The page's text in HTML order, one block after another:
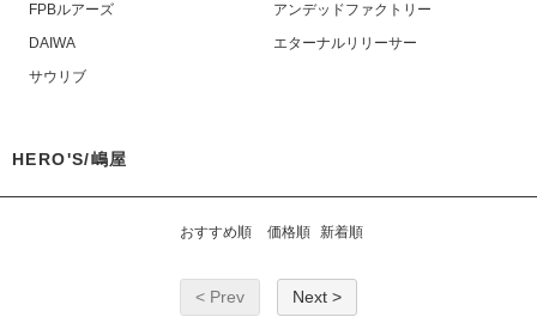
FPBルアーズ
アンデッドファクトリー
DAIWA
エターナルリリーサー
サウリブ
HERO'S/嶋屋
おすすめ順 価格順 新着順
< Prev Next >